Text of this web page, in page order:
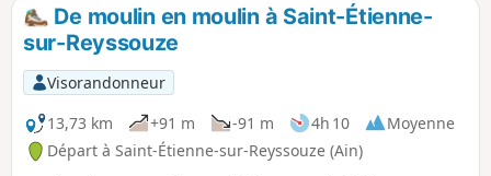
De moulin en moulin à Saint-Étienne-
sur-Reyssouze
Visorandonneur
13,73 km
+91 m -91 m 4h 10
Moyenne
Départ à Saint-Étienne-sur-Reyssouze (Ain)